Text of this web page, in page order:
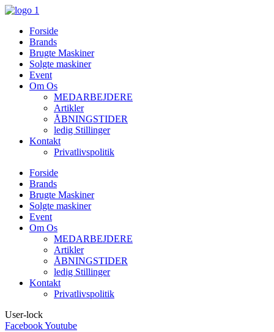
Videre
indholdForside
Brands
Brugte Maskiner
Solgte maskiner
Event
Om Os
MEDARBEJDERE
Artikler
ÅBNINGSTIDER
ledig Stillinger
Kontakt
Privatlivspolitik
Forside
Brands
Brugte Maskiner
Solgte maskiner
Event
Om Os
MEDARBEJDERE
Artikler
ÅBNINGSTIDER
ledig Stillinger
Kontakt
Privatlivspolitik
User-lock
FacebookYoutube